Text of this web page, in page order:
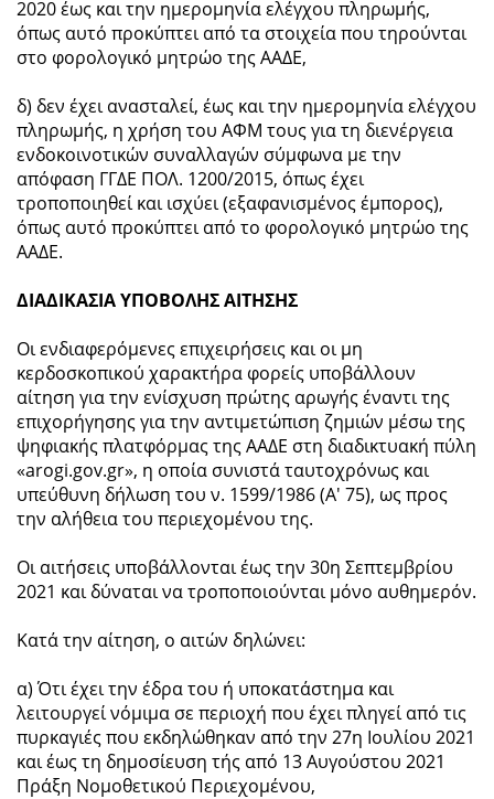
2020 έως και την ημερομηνία ελέγχου πληρωμής,
όπως αυτό προκύπτει από τα στοιχεία που τηρούνται
στο φορολογικό μητρώο της ΑΑΔΕ,
δ) δεν έχει ανασταλεί, έως και την ημερομηνία ελέγχου
πληρωμής, η χρήση του ΑΦΜ τους για τη διενέργεια
ενδοκοινοτικών συναλλαγών σύμφωνα με την
απόφαση ΓΓΔΕ ΠΟΛ. 1200/2015, όπως έχει
τροποποιηθεί και ισχύει (εξαφανισμένος έμπορος),
όπως αυτό προκύπτει από το φορολογικό μητρώο της
ΑΑΔΕ.
ΔΙΑΔΙΚΑΣΙΑ ΥΠΟΒΟΛΗΣ ΑΙΤΗΣΗΣ
Οι ενδιαφερόμενες επιχειρήσεις και οι μη
κερδοσκοπικού χαρακτήρα φορείς υποβάλλουν
αίτηση για την ενίσχυση πρώτης αρωγής έναντι της
επιχορήγησης για την αντιμετώπιση ζημιών μέσω της
ψηφιακής πλατφόρμας της ΑΑΔΕ στη διαδικτυακή πύλη
«arogi.gov.gr», η οποία συνιστά ταυτοχρόνως και
υπεύθυνη δήλωση του ν. 1599/1986 (Α' 75), ως προς
την αλήθεια του περιεχομένου της.
Οι αιτήσεις υποβάλλονται έως την 30η Σεπτεμβρίου
2021 και δύναται να τροποποιούνται μόνο αυθημερόν.
Κατά την αίτηση, ο αιτών δηλώνει:
α) Ότι έχει την έδρα του ή υποκατάστημα και
λειτουργεί νόμιμα σε περιοχή που έχει πληγεί από τις
πυρκαγιές που εκδηλώθηκαν από την 27η Ιουλίου 2021
και έως τη δημοσίευση τής από 13 Αυγούστου 2021
Πράξη Νομοθετικού Περιεχομένου,